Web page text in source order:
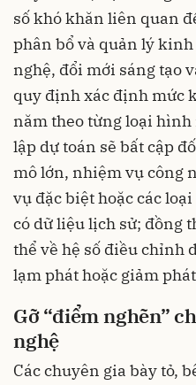
số khó khăn liên quan
phân bổ và quản lý
nghệ, đổi mới sáng tạo
quy định xác định mức
năm theo từng loại
lập dự toán sẽ bất cập
mô lớn, nhiệm vụ công
vụ đặc biệt hoặc các
có dữ liệu lịch sử; đồng
thể về hệ số điều chỉnh
lạm phát hoặc giảm
Gỡ “điểm nghẽn”
nghệ
Các chuyên gia bày tỏ,